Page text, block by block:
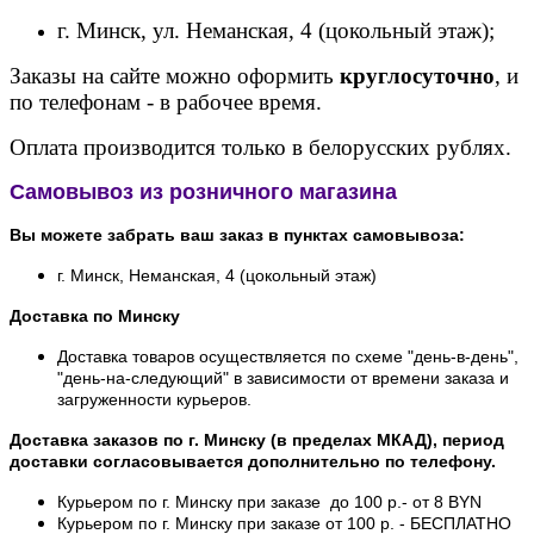
г. Минск, ул. Неманская, 4 (цокольный этаж);
Заказы на сайте можно оформить круглосуточно, и
по телефонам - в рабочее время.
Оплата производится только в белорусских рублях.
Самовывоз из розничного магазина
Вы можете забрать ваш заказ в пунктах самовывоза:
г. Минск, Неманская, 4 (цокольный этаж)
Доставка по Минску
Доставка товаров осуществляется по схеме "день-в-день",
"день-на-следующий" в зависимости от времени заказа и
загруженности курьеров.
Доставка заказов по г. Минску (в пределах МКАД), период
доставки согласовывается дополнительно по телефону.
Курьером по г. Минску при заказе до 100 р.- от 8 BYN
Курьером по г. Минску при заказе от 100 р. - БЕСПЛАТНО